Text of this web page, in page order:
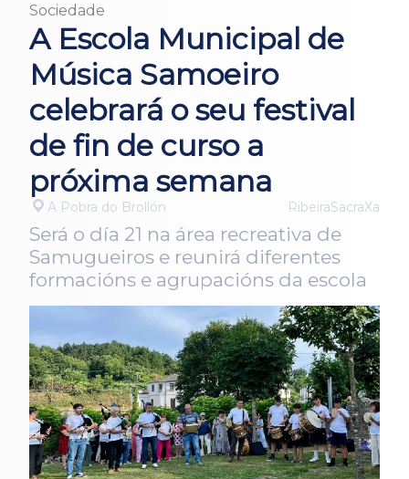
Sociedade
A Escola Municipal de
Música Samoeiro
celebrará o seu festival
de fin de curso a
próxima semana
A Pobra do Brollón RibeiraSacraXa
Será o día 21 na área recreativa de
Samugueiros e reunirá diferentes
formacións e agrupacións da escola